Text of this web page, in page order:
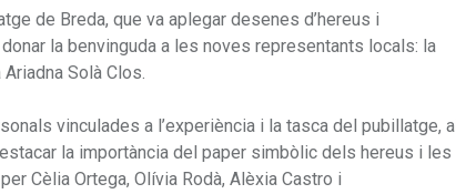
de Breda, que va aplegar desenes d’hereus i
la benvinguda a les noves representants locals: la
Solà Clos.
vinculades a l’experiència i la tasca del pubillatge, al
la importància del paper simbòlic dels hereus i les
Cèlia Ortega, Olívia Rodà, Alèxia Castro i